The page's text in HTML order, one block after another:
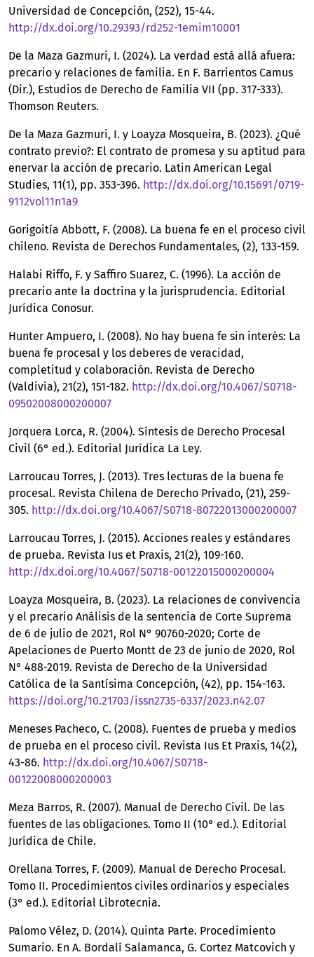
Universidad de Concepción, (252), 15-44.
http://dx.doi.org/10.29393/rd252-1emim10001
De la Maza Gazmuri, I. (2024). La verdad está allá afuera:
precario y relaciones de familia. En F. Barrientos Camus
(Dir.), Estudios de Derecho de Familia VII (pp. 317-333).
Thomson Reuters.
De la Maza Gazmuri, I. y Loayza Mosqueira, B. (2023). ¿Qué
contrato previo?: El contrato de promesa y su aptitud para
enervar la acción de precario. Latin American Legal
Studies, 11(1), pp. 353-396. http://dx.doi.org/10.15691/0719-
9112vol11n1a9
Gorigoitía Abbott, F. (2008). La buena fe en el proceso civil
chileno. Revista de Derechos Fundamentales, (2), 133-159.
Halabi Riffo, F. y Saffiro Suarez, C. (1996). La acción de
precario ante la doctrina y la jurisprudencia. Editorial
Jurídica Conosur.
Hunter Ampuero, I. (2008). No hay buena fe sin interés: La
buena fe procesal y los deberes de veracidad,
completitud y colaboración. Revista de Derecho
(Valdivia), 21(2), 151-182. http://dx.doi.org/10.4067/S0718-
09502008000200007
Jorquera Lorca, R. (2004). Síntesis de Derecho Procesal
Civil (6° ed.). Editorial Jurídica La Ley.
Larroucau Torres, J. (2013). Tres lecturas de la buena fe
procesal. Revista Chilena de Derecho Privado, (21), 259-
305. http://dx.doi.org/10.4067/S0718-80722013000200007
Larroucau Torres, J. (2015). Acciones reales y estándares
de prueba. Revista Ius et Praxis, 21(2), 109-160.
http://dx.doi.org/10.4067/S0718-00122015000200004
Loayza Mosqueira, B. (2023). La relaciones de convivencia
y el precario Análisis de la sentencia de Corte Suprema
de 6 de julio de 2021, Rol N° 90760-2020; Corte de
Apelaciones de Puerto Montt de 23 de junio de 2020, Rol
N° 488-2019. Revista de Derecho de la Universidad
Católica de la Santísima Concepción, (42), pp. 154-163.
https://doi.org/10.21703/issn2735-6337/2023.n42.07
Meneses Pacheco, C. (2008). Fuentes de prueba y medios
de prueba en el proceso civil. Revista Ius Et Praxis, 14(2),
43-86. http://dx.doi.org/10.4067/S0718-
00122008000200003
Meza Barros, R. (2007). Manual de Derecho Civil. De las
fuentes de las obligaciones. Tomo II (10° ed.). Editorial
Jurídica de Chile.
Orellana Torres, F. (2009). Manual de Derecho Procesal.
Tomo II. Procedimientos civiles ordinarios y especiales
(3° ed.). Editorial Librotecnia.
Palomo Vélez, D. (2014). Quinta Parte. Procedimiento
Sumario. En A. Bordalí Salamanca, G. Cortez Matcovich y